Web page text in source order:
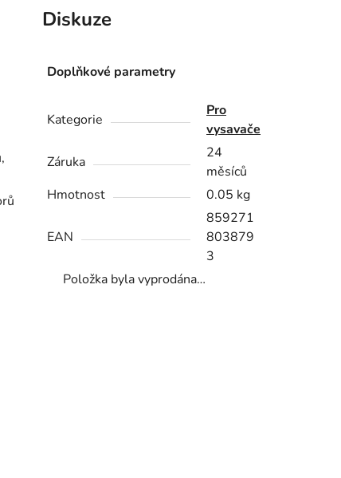
Diskuze
Doplňkové parametry
Kategorie
Pro
vysavače
Záruka
24
měsíců
Hmotnost
0.05 kg
EAN
859271
803879
3
Položka byla vyprodána…